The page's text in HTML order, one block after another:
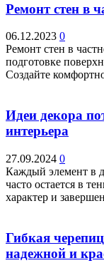
Ремонт стен в
06.12.2023 0
Ремонт стен в
подготовке
Создайте
Идеи декора
интерьера
27.09.2024 0
Каждый элемент в
часто остается в
характер и
Гибкая
надежной и